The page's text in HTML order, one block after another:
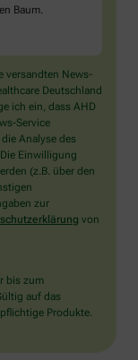
Baum.
versandten News-
Deutschland
ich ein, dass AHD
Service
Analyse des
Einwilligung
(z.B. über den
zur
von
bis zum
auf das
Produkte.